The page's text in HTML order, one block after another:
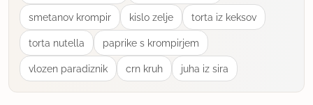
smetanov krompir kislo zelje torta iz keksov
torta nutella paprike s krompirjem
vlozen paradiznik crn kruh juha iz sira